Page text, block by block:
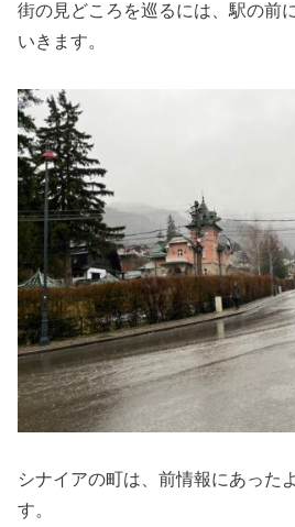
街の見どころを巡るには、駅の前
いきます。
シナイアの町は、前情報にあった
す。